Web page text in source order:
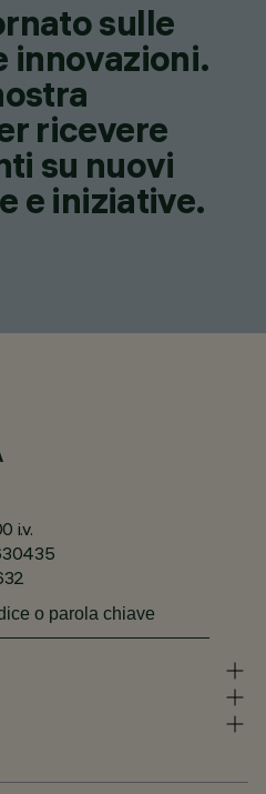
sulle
innovazioni.
ricevere
su nuovi
e iniziative.
i.v.